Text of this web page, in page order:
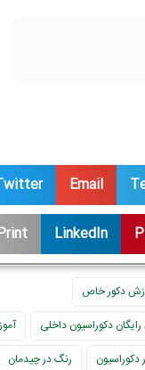
Email
LinkedIn
دکور خاص
دکوراسیون داخلی
رنگ در چیدمان